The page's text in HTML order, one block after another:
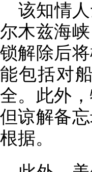
该知情
尔木兹海
锁解除后
能包括对
全。此外
但谅解备
根据。